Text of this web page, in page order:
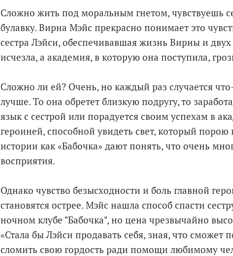
Сложно жить под моральным гнетом, чувствуешь
булавку. Вирна Мэйс прекрасно понимает это
сестра Лэйси, обеспечивавшая жизнь Вирны и
исчезла, а академия, в которую она поступила,
Сложно ли ей? Очень, но каждый раз случается
лучше. То она обретет близкую подругу, то
язык с сестрой или порадуется своим успехам в
героиней, способной увидеть свет, который порою
истории как «Бабочка» дают понять, что очень
восприятия.
Однако чувство безысходности и боль главной
становятся острее. Мэйс нашла способ спасти
ночном клубе "Бабочка", но цена чрезвычайно
«Стала бы Лэйси продавать себя, зная, что
сломить свою гордость ради помощи любимому